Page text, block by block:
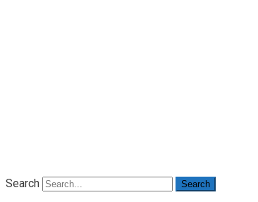
Search Search